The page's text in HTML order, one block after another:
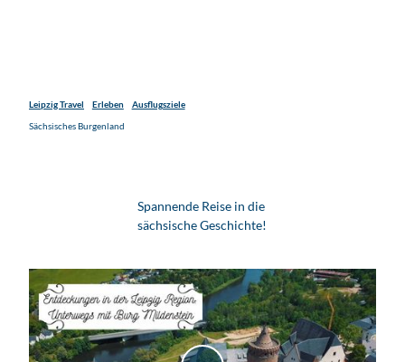
Leipzig Travel Erleben
Ausflugsziele
Sächsisches Burgenland
Spannende Reise in die
sächsische Geschichte!